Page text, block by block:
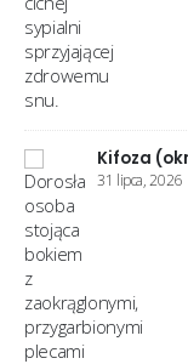
11 czerwca,